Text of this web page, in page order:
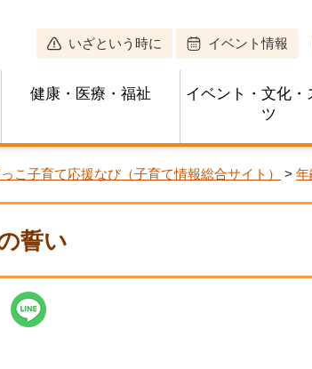
いざという時に イベント情報
健康・医療・福祉
イベント・文化・
ツ
こ子育て応援なび（子育て情報総合サイト） > 年
誓い